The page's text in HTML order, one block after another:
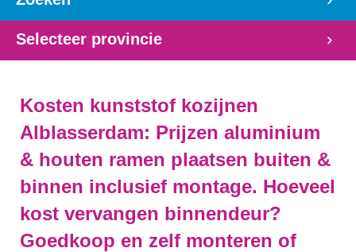
Selecteer provincie
Kosten kunststof kozijnen
Alblasserdam: Prijzen aluminium
& houten ramen plaatsen buiten &
binnen inclusief montage. Hoeveel
kost vervangen binnendeur?
Goedkoop en zelf monteren of